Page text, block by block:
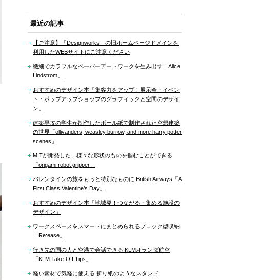
最近の記事
【ご注意】「Designworks」の旧ホームページドメインを
利用したWEBサイトにご注意ください
繊細でカラフルなペーパーアートワークを生み出す「Alice
Lindstrom」
おすすめのデザイン本「集客力をアップ！展示会・イベン
ト・ポップアップショップのグラフィックと空間のデザイ
ン」
建築専攻の学生が制作したボール紙で制作された空想建築
の世界「ollivanders, weasley burrow, and more harry potter
scenes」
MITが開発した、様々な形状のものを掴むことができる
「origami robot gripper」
バレンタインの旅をもっと特別なものに British Airways「A
First Class Valentine’s Day」
おすすめのデザイン本「地域発！つながる・集める施設の
デザイン」
ワークスペースをスマートにまとめられるブロック型収納
「Re:ease」
行き先の国の人と空港で会話できる KLMオランダ航空
「KLM Take-Off Tips」
軽い素材で気軽に使える 折り紙のようなスタンド